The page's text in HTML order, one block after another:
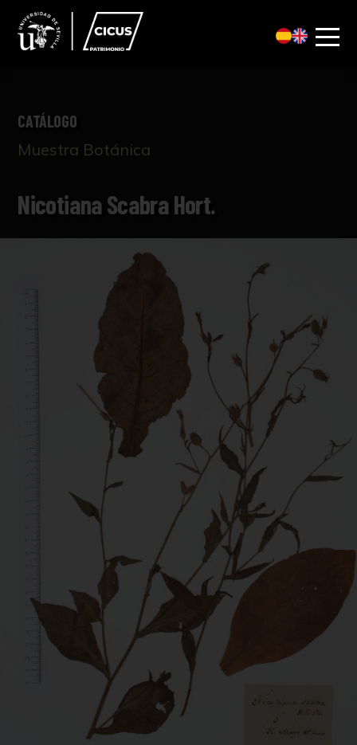
CATÁLOGO
Muestra Botánica
Nicotiana Scabra Hort.